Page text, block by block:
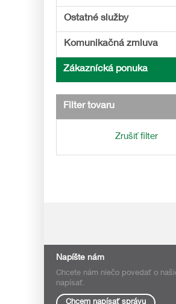
Ostatné služby
Komunikačná zmluva
Zákaznícká ponuka
Filter tovaru
Zrušiť filter
Napíšte nám
Chcete nám niečo povedať o
napísať.